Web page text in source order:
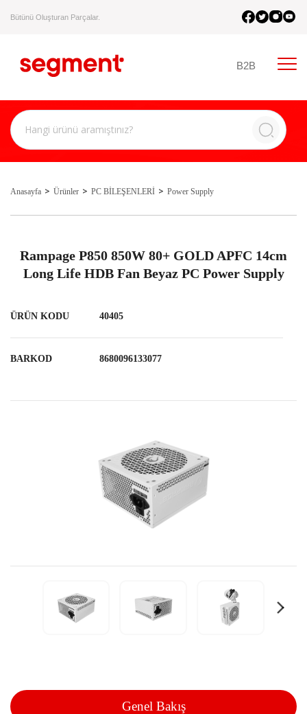
Bütünü Oluşturan Parçalar.
B2B
Anasayfa Ürünler PC BİLEŞENLERİ Power Supply
Rampage P850 850W 80+ GOLD APFC 14cm
Long Life HDB Fan Beyaz PC Power Supply
ÜRÜN KODU 40405
BARKOD 8680096133077
Genel Bakış